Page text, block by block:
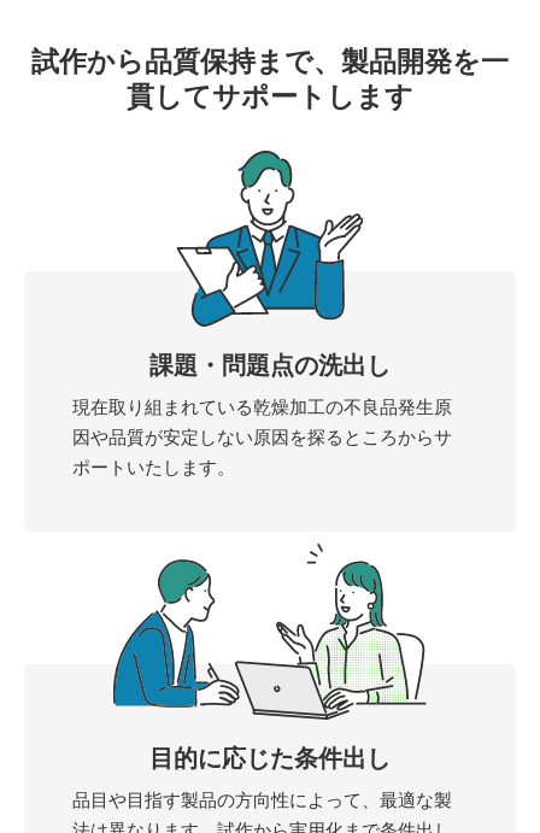
試作から品質保持まで、 製品開発を一
貫してサポートします
課題・問題点の洗出し
現在取り組まれている乾燥加工の不良品発生原
因や品質が安定しない原因を探るところからサ
ポートいたします。
目的に応じた条件出し
品目や目指す製品の方向性によって、最適な製